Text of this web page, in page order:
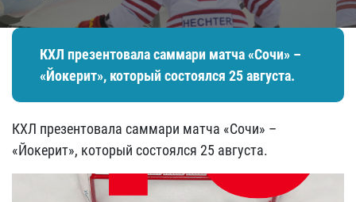
КХЛ презентовала саммари матча «Сочи» –
«Йокерит», который состоялся 25 августа.
КХЛ презентовала саммари матча «Сочи» –
«Йокерит», который состоялся 25 августа.